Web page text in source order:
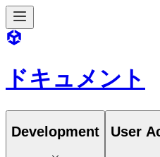
ドキュメント
Development User